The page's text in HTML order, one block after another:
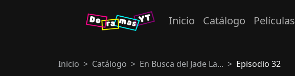
Inicio Catálogo Películas
Inicio Catálogo En Busca del Jade La... Episodio 32